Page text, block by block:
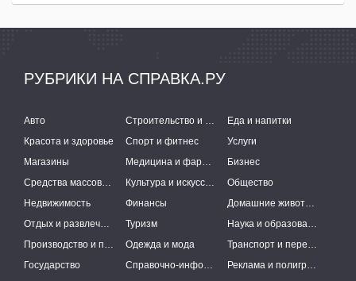
РУБРИКИ НА СПРАВКА.РУ
Авто Строительство и ремонт
Еда и напитки
Красота и здоровье
Спорт и фитнес
Услуги
Магазины
Медицина и фармацевтика
Бизнес
Средства массовой информации
Культура и искусство
Общество
Недвижимость
Финансы
Домашние животные
Отдых и развлечения
Туризм
Наука и образование
Производство и поставки
Одежда и мода
Транспорт и перевозки
Государство
Справочно-информационные системы
Реклама и полиграфия